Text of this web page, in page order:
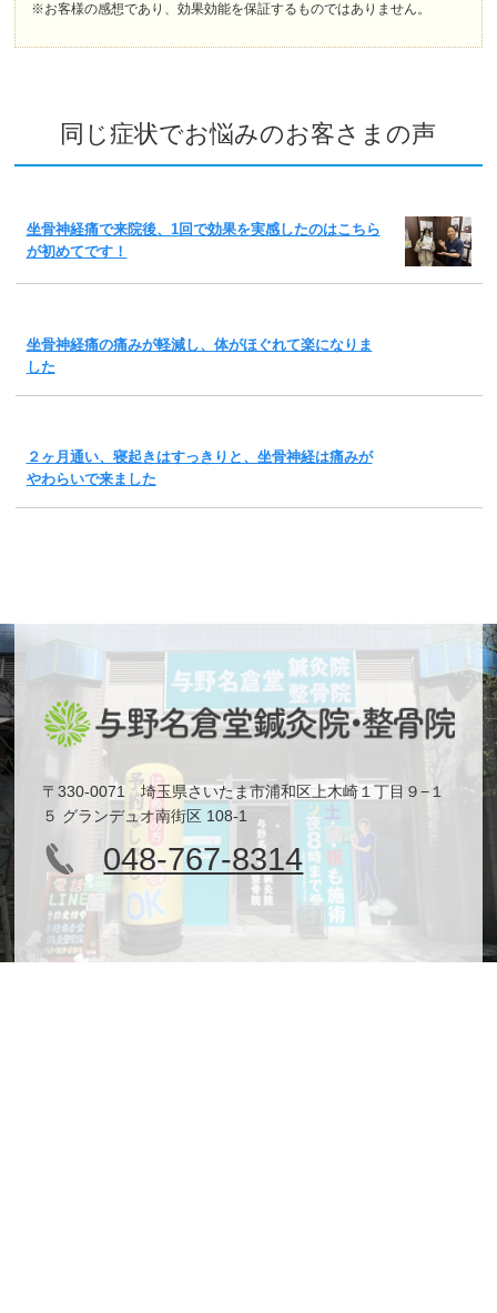
※お客様の感想であり、効果効能を保証するものではありません。
同じ症状でお悩みのお客さまの声
坐骨神経痛で来院後、1回で効果を実感したのはこちら
が初めてです！
坐骨神経痛の痛みが軽減し、体がほぐれて楽になりま
した
２ヶ月通い、寝起きはすっきりと、坐骨神経は痛みが
やわらいで来ました
〒330-0071 埼玉県さいたま市浦和区上木崎１丁目９−１
５ グランデュオ南街区 108-1
048-767-8314